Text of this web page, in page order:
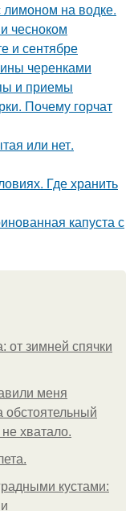
на водке.
чесноком
и сентябре
черенками
и приемы
Почему горчат
или нет.
Где хранить
капуста с
от зимней спячки
меня
обстоятельный
хватало.
кустами: